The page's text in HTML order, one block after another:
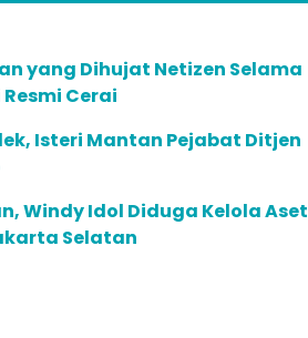
yang Dihujat Netizen Selama
Cerai
Isteri Mantan Pejabat Ditjen
Windy Idol Diduga Kelola Aset
Selatan